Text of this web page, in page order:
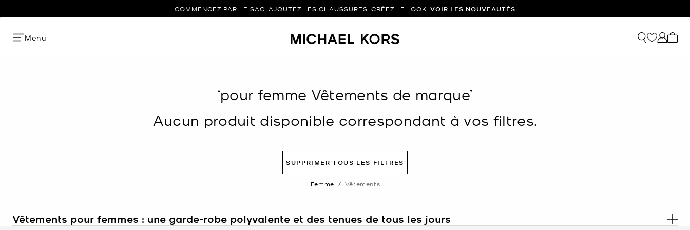
COMMENCEZ PAR LE SAC. AJOUTEZ LES CHAUSSURES. CRÉEZ LE LOOK. VOIR LES NOUVEAUTÉS
Menu
‘pour femme Vêtements de marque’
Aucun produit disponible correspondant à vos filtres.
SUPPRIMER TOUS LES FILTRES
Femme / Vêtements
Vêtements pour femmes : une garde-robe polyvalente et des tenues de tous les jours .